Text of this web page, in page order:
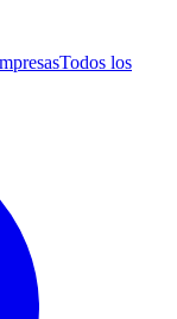
Todos los